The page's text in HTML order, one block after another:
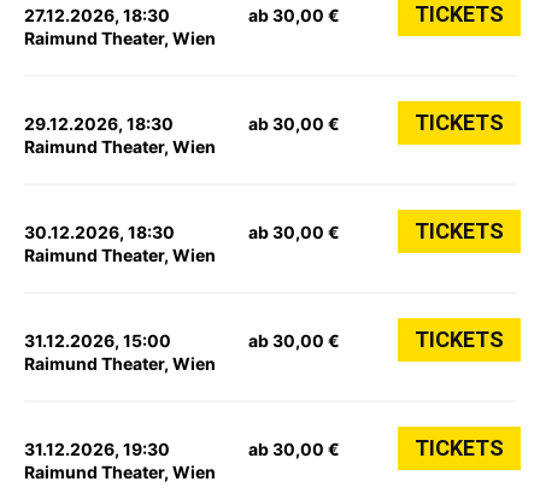
27.12.2026, 18:30
Raimund Theater, Wien
ab 30,00 € TICKETS
29.12.2026, 18:30
Raimund Theater, Wien
ab 30,00 € TICKETS
30.12.2026, 18:30
Raimund Theater, Wien
ab 30,00 € TICKETS
31.12.2026, 15:00
Raimund Theater, Wien
ab 30,00 € TICKETS
31.12.2026, 19:30
Raimund Theater, Wien
ab 30,00 € TICKETS